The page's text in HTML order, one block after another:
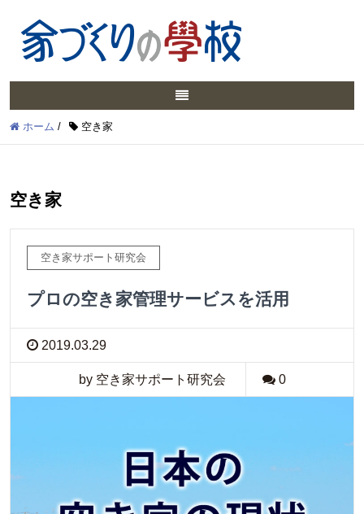
ホーム / 空き家
空き家
空き家サポート研究会
プロの空き家管理サービスを活用
2019.03.29
by 空き家サポート研究会 0